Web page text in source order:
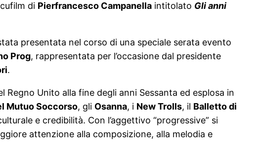
di Pierfrancesco Campanella intitolato Gli anni
presentata nel corso di una speciale serata evento
Prog, rappresentata per l’occasione dal presidente
.
Unito alla fine degli anni Sessanta ed esplosa in
Mutuo Soccorso, gli Osanna, i New Trolls, il Balletto di
e credibilità. Con l’aggettivo “progressive” si
attenzione alla composizione, alla melodia e